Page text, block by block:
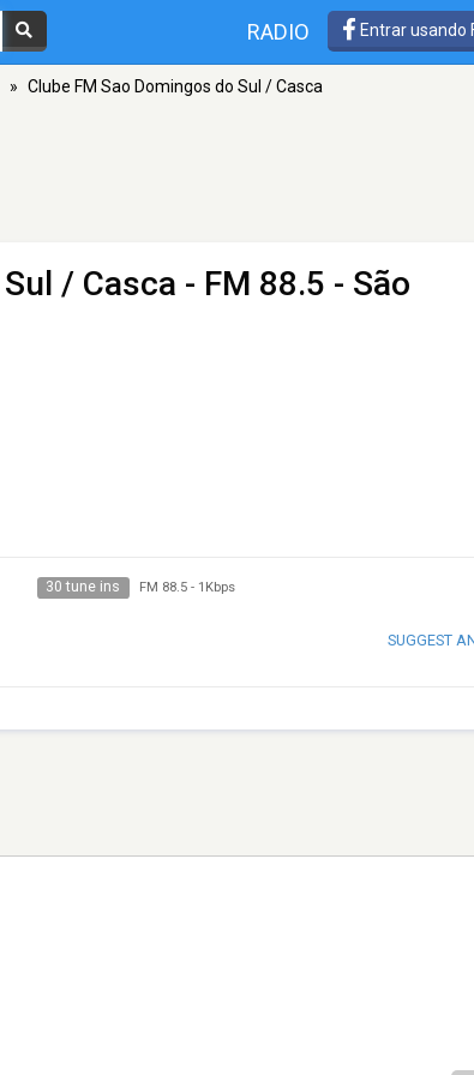
RADIO Entrar usando
» Clube FM Sao Domingos do Sul / Casca
/ Casca - FM 88.5 - São
30 tune ins FM 88.5- 1Kbps
SUGGEST